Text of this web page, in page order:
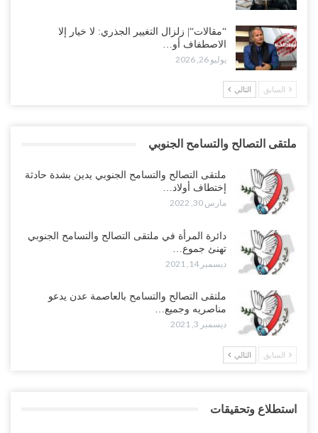
“مقالات“| زلزال التغيير الجذري: لا خيار إلا
الاصطفاف أو…
يوليو 26, 2026
السابق التالي
ملتقى التصالح والتسامح الجنوبي
ملتقى التصالح والتسامح الجنوبي يدين بشدة حادثة
إختطاف أولاد…
مارس 30, 2022
دائرة المرأة في ملتقى التصالح والتسامح الجنوبي
تهنئ جموع…
ديسمبر 14, 2021
ملتقى التصالح والتسامح بالعاصمة عدن يدعو
مناصريه وجميع…
ديسمبر 3, 2021
السابق التالي
استطلاع وتحقيقات